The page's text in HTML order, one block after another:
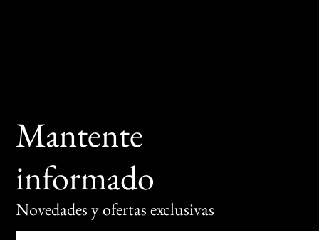
Mantente
informado
Novedades y ofertas exclusivas